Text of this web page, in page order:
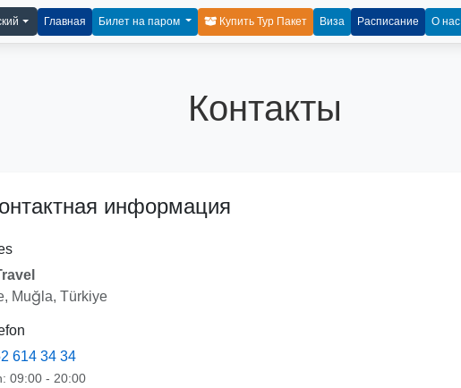
Главная Билет на паром Купить Тур Пакет Виза Расписание О нас
Контакты
информация
Muğla, Türkiye
614 34 34
09:00 - 20:00